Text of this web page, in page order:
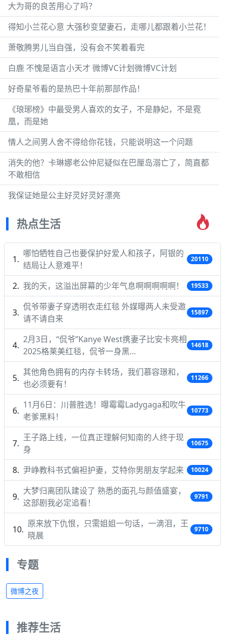
大为哥的良苦用心了吗？
得知小兰花心意 大强秒变望妻石，走哪儿都跟着小兰花！
萧敬腾男儿当自强，没有会不笑着看完
白鹿 不愧是语言小天才 微博VC计划微博VC计划
好奇星爷看的是热巴十年前那部作品！
《琅琊榜》中最受男人喜欢的女子，不是静妃，不是霓
凰，而是她
情人之间男人舍不得给你花钱，只能说明这一个问题
消失的他？卡琳娜老公仲尼疑似在巴厘岛溺亡了，简直都
不敢相信
我保证她是公主好灵好灵好漂亮
热点生活
哪怕牺牲自己也要保护好爱人和孩子，阿银的
结局让人意难平！
20110
我的天，这溢出屏幕的少年气息啊啊啊啊啊！ 19533
侃爷带妻子穿透明衣走红毯 外媒曝两人未受邀
请不请自来
15897
2月3日，“侃爷”Kanye West携妻子比安卡亮相
2025格莱美红毯，侃爷一身黑…
14618
其他角色拥有的内存卡转场，我们慕容璟和，
也必须要有！
11266
11月6日：川普胜选！曝霉霉Ladygaga和吹牛
老爹黑料！
10773
王子路上线，一位真正理解何知南的人终于现
身
10675
尹峥教科书式偏袒护妻，艾特你男朋友学起来 10024
大梦归离团队建设了 熟悉的面孔与颜值盛宴，
这部剧我必定追看！
9791
原来放下仇恨，只需姐姐一句话，一滴泪，王
晓晨
9710
专题
微博之夜
推荐生活